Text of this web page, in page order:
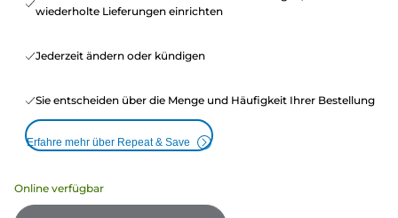
wiederholte Lieferungen einrichten
Jederzeit ändern oder kündigen
Sie entscheiden über die Menge und Häufigkeit Ihrer Bestellung
Erfahre mehr über Repeat & Save
Online verfügbar